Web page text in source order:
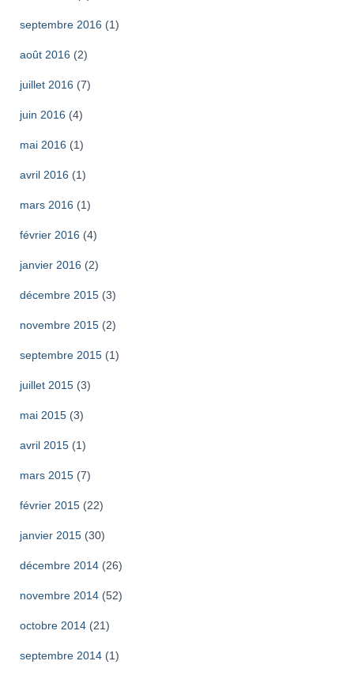
septembre 2016 (1)
août 2016 (2)
juillet 2016 (7)
juin 2016 (4)
mai 2016 (1)
avril 2016 (1)
mars 2016 (1)
février 2016 (4)
janvier 2016 (2)
décembre 2015 (3)
novembre 2015 (2)
septembre 2015 (1)
juillet 2015 (3)
mai 2015 (3)
avril 2015 (1)
mars 2015 (7)
février 2015 (22)
janvier 2015 (30)
décembre 2014 (26)
novembre 2014 (52)
octobre 2014 (21)
septembre 2014 (1)